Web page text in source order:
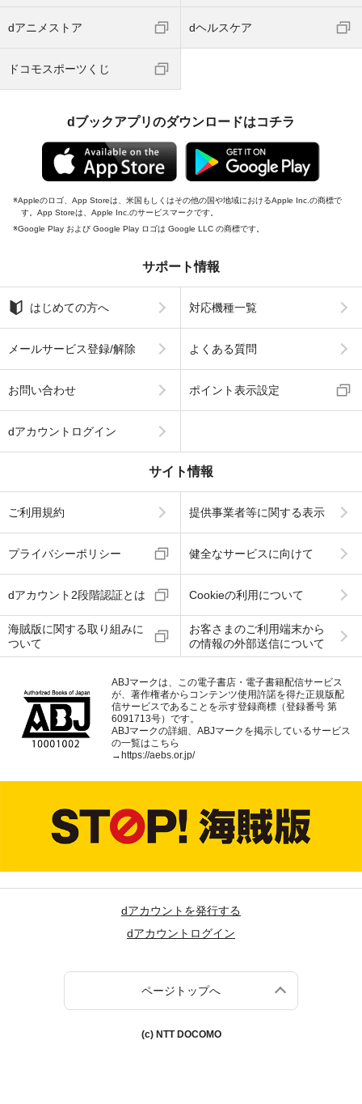
dアニメストア dヘルスケア
ドコモスポーツくじ
dブックアプリのダウンロードはコチラ
Appleのロゴ、App Storeは、米国もしくはその他の国や地域におけるApple Inc.の商標で
す。App Storeは、Apple Inc.のサービスマークです。
Google Play および Google Play ロゴは Google LLC の商標です。
サポート情報
はじめての方へ 対応機種一覧
メールサービス登録/解除 よくある質問
お問い合わせ ポイント表示設定
dアカウントログイン
サイト情報
ご利用規約 提供事業者等に関する表示
プライバシーポリシー 健全なサービスに向けて
dアカウント2段階認証とは Cookieの利用について
海賊版に関する取り組みに
ついて
お客さまのご利用端末から
の情報の外部送信について
ABJマークは、この電子書店・電子書籍配信サービス
が、著作権者からコンテンツ使用許諾を得た正規版配
信サービスであることを示す登録商標（登録番号 第
6091713号）です。
ABJマークの詳細、ABJマークを掲示しているサービス
の一覧はこちら
→https://aebs.or.jp/
dアカウントを発行する
dアカウントログイン
ページトップへ
(c) NTT DOCOMO